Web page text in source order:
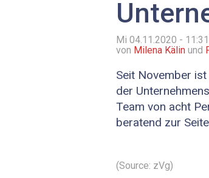
Mi 04.11.2020 - 11:31
von Milena Kälin und
Seit November
der
Team von acht
beratend zur
(Source: zVg)